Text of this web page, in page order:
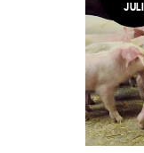
JULI